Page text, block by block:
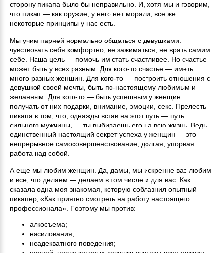
сторону пикапа было бы неправильно. И, хотя мы и говорим,
что пикап — как оружие, у него нет морали, все же
некоторые принципы у нас есть.
Мы учим парней нормально общаться с девушками:
чувствовать себя комфортно, не зажиматься, не врать самим
себе. Наша цель — помочь им стать счастливее. Но счастье
может быть у всех разным. Для кого-то счастье — иметь
много разных женщин. Для кого-то — построить отношения с
девушкой своей мечты, быть по-настоящему любимым и
желанным. Для кого-то — быть успешным у женщин:
получать от них подарки, внимание, эмоции, секс. Прелесть
пикапа в том, что, однажды встав на этот путь — путь
сильного мужчины, — ты выбираешь его на всю жизнь. Ведь
единственный настоящий секрет успеха у женщин — это
непрерывное самосовершенствование, долгая, упорная
работа над собой.
А еще мы любим женщин. Да, дамы, мы искренне вас любим
и все, что делаем — делаем в том числе и для вас. Как
сказала одна моя знакомая, которую соблазнил опытный
пикапер, «Как приятно смотреть на работу настоящего
профессионала». Поэтому мы против:
алкосъема;
насилования;
неадекватного поведения;